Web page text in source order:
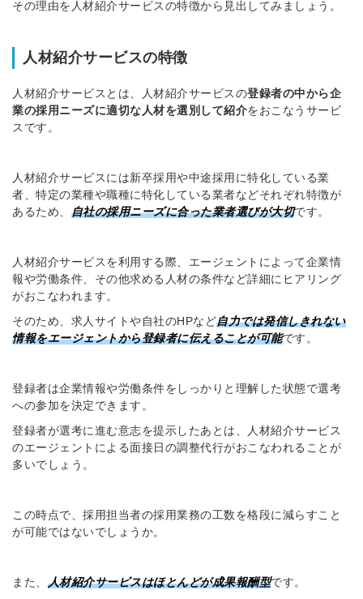
その理由を人材紹介サービスの特徴から見出してみましょう。
人材紹介サービスの特徴
人材紹介サービスとは、人材紹介サービスの登録者の中から企
業の採用ニーズに適切な人材を選別して紹介をおこなうサービ
スです。
人材紹介サービスには新卒採用や中途採用に特化している業
者、特定の業種や職種に特化している業者などそれぞれ特徴が
あるため、 自社の採用ニーズに合った業者選びが大切です。
人材紹介サービスを利用する際、エージェントによって企業情
報や労働条件、その他求める人材の条件など詳細にヒアリング
がおこなわれます。
そのため、求人サイトや自社のHPなど自力では発信しきれない
情報をエージェントから登録者に伝えることが可能です。
登録者は企業情報や労働条件をしっかりと理解した状態で選考
への参加を決定できます。
登録者が選考に進む意志を提示したあとは、人材紹介サービス
のエージェントによる面接日の調整代行がおこなわれることが
多いでしょう。
この時点で、採用担当者の採用業務の工数を格段に減らすこと
が可能ではないでしょうか。
また、 人材紹介サービスはほとんどが成果報酬型です。